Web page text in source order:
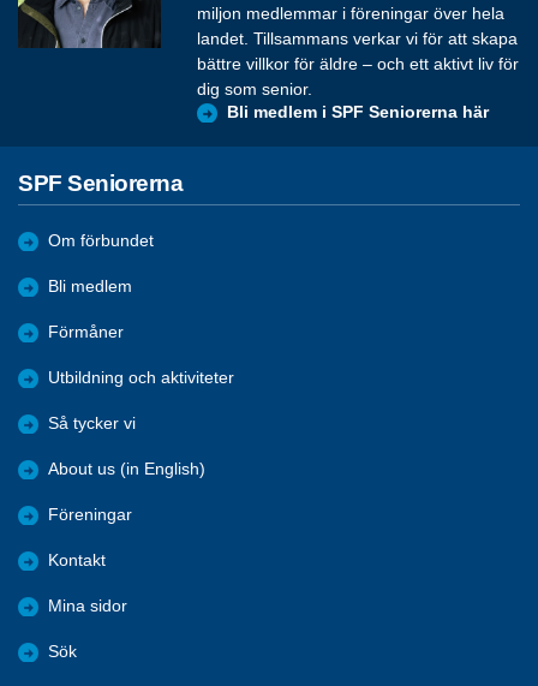
miljon medlemmar i föreningar över hela
landet. Tillsammans verkar vi för att skapa
bättre villkor för äldre – och ett aktivt liv för
dig som senior.
Bli medlem i SPF Seniorerna här
SPF Seniorerna
Om förbundet
Bli medlem
Förmåner
Utbildning och aktiviteter
Så tycker vi
About us (in English)
Föreningar
Kontakt
Mina sidor
Sök